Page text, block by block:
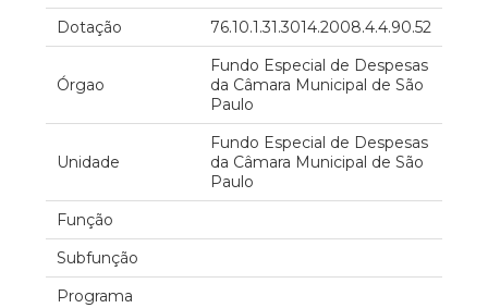
Dotação
76.10.1.31.3014.2008.4.4.90.52
Órgao
Fundo Especial de Despesas
da Câmara Municipal de São
Paulo
Unidade
Fundo Especial de Despesas
da Câmara Municipal de São
Paulo
Função
Subfunção
Programa